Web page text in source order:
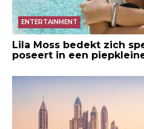
ENTERTAINMENT
Lila Moss bedekt zich
poseert in een